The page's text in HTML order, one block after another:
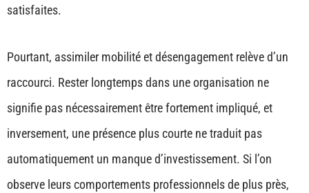
satisfaites.
Pourtant, assimiler mobilité et désengagement relève d’un
raccourci. Rester longtemps dans une organisation ne
signifie pas nécessairement être fortement impliqué, et
inversement, une présence plus courte ne traduit pas
automatiquement un manque d’investissement. Si l’on
observe leurs comportements professionnels de plus près,